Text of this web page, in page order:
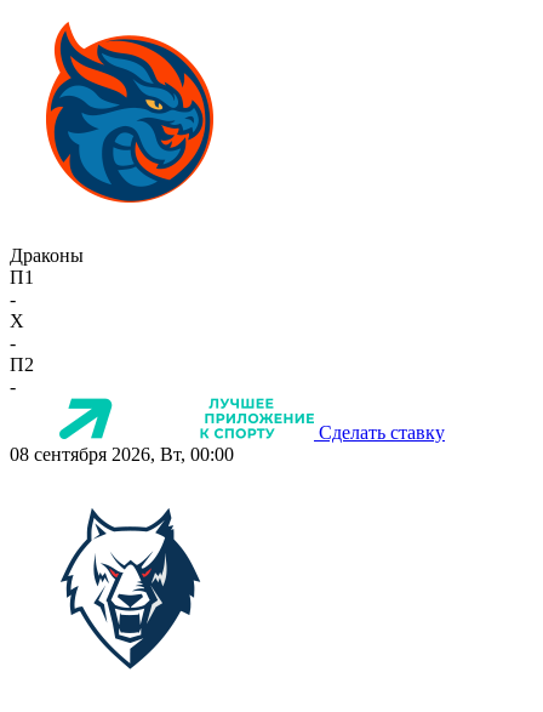
Драконы
П1
-
X
-
П2
-
Сделать ставку
08 сентября 2026, Вт, 00:00